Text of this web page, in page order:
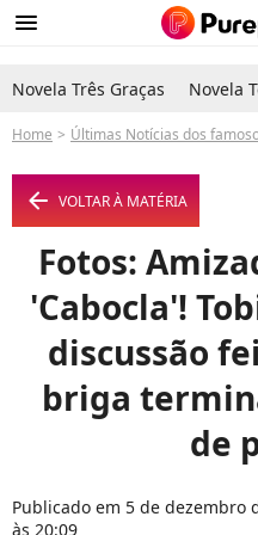
menu
Novela Três Graças Novela
Home Últimas Notícias dos
arrow_left VOLTAR À MATÉRIA
Fotos:
'Cabocla'!
discussão
briga
de
Publicado em 5 de dezembro
às 20:09